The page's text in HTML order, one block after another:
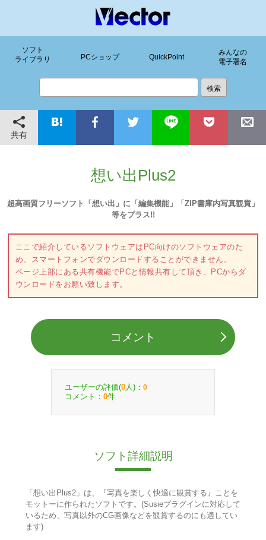
ソフト
ライブラリ
PCショップ QuickPoint
みんなの
電子署名
共有
想い出Plus2
超高画質フリーソフト「想い出」に「編集機能」「ZIP書庫内写真観賞」
等をプラス!!
ここで紹介しているソフトウェアはPC向けのソフトウェアのた
め、スマートフォンでダウンロードすることができません。
ページ上部にある共有機能でPCと情報共有して頂き、PCからダ
ウンロードをお願い致します。
コメント
ユーザーの評価(0 人)： 0
コメント： 0件
ソフト詳細説明
「想い出Plus2」は、『写真を楽しく快適に観賞する』ことを
モットーに作られたソフトです。(Susieプラグインに対応して
いるため、写真以外のCG画像などを観賞するのにも適してい
ます)